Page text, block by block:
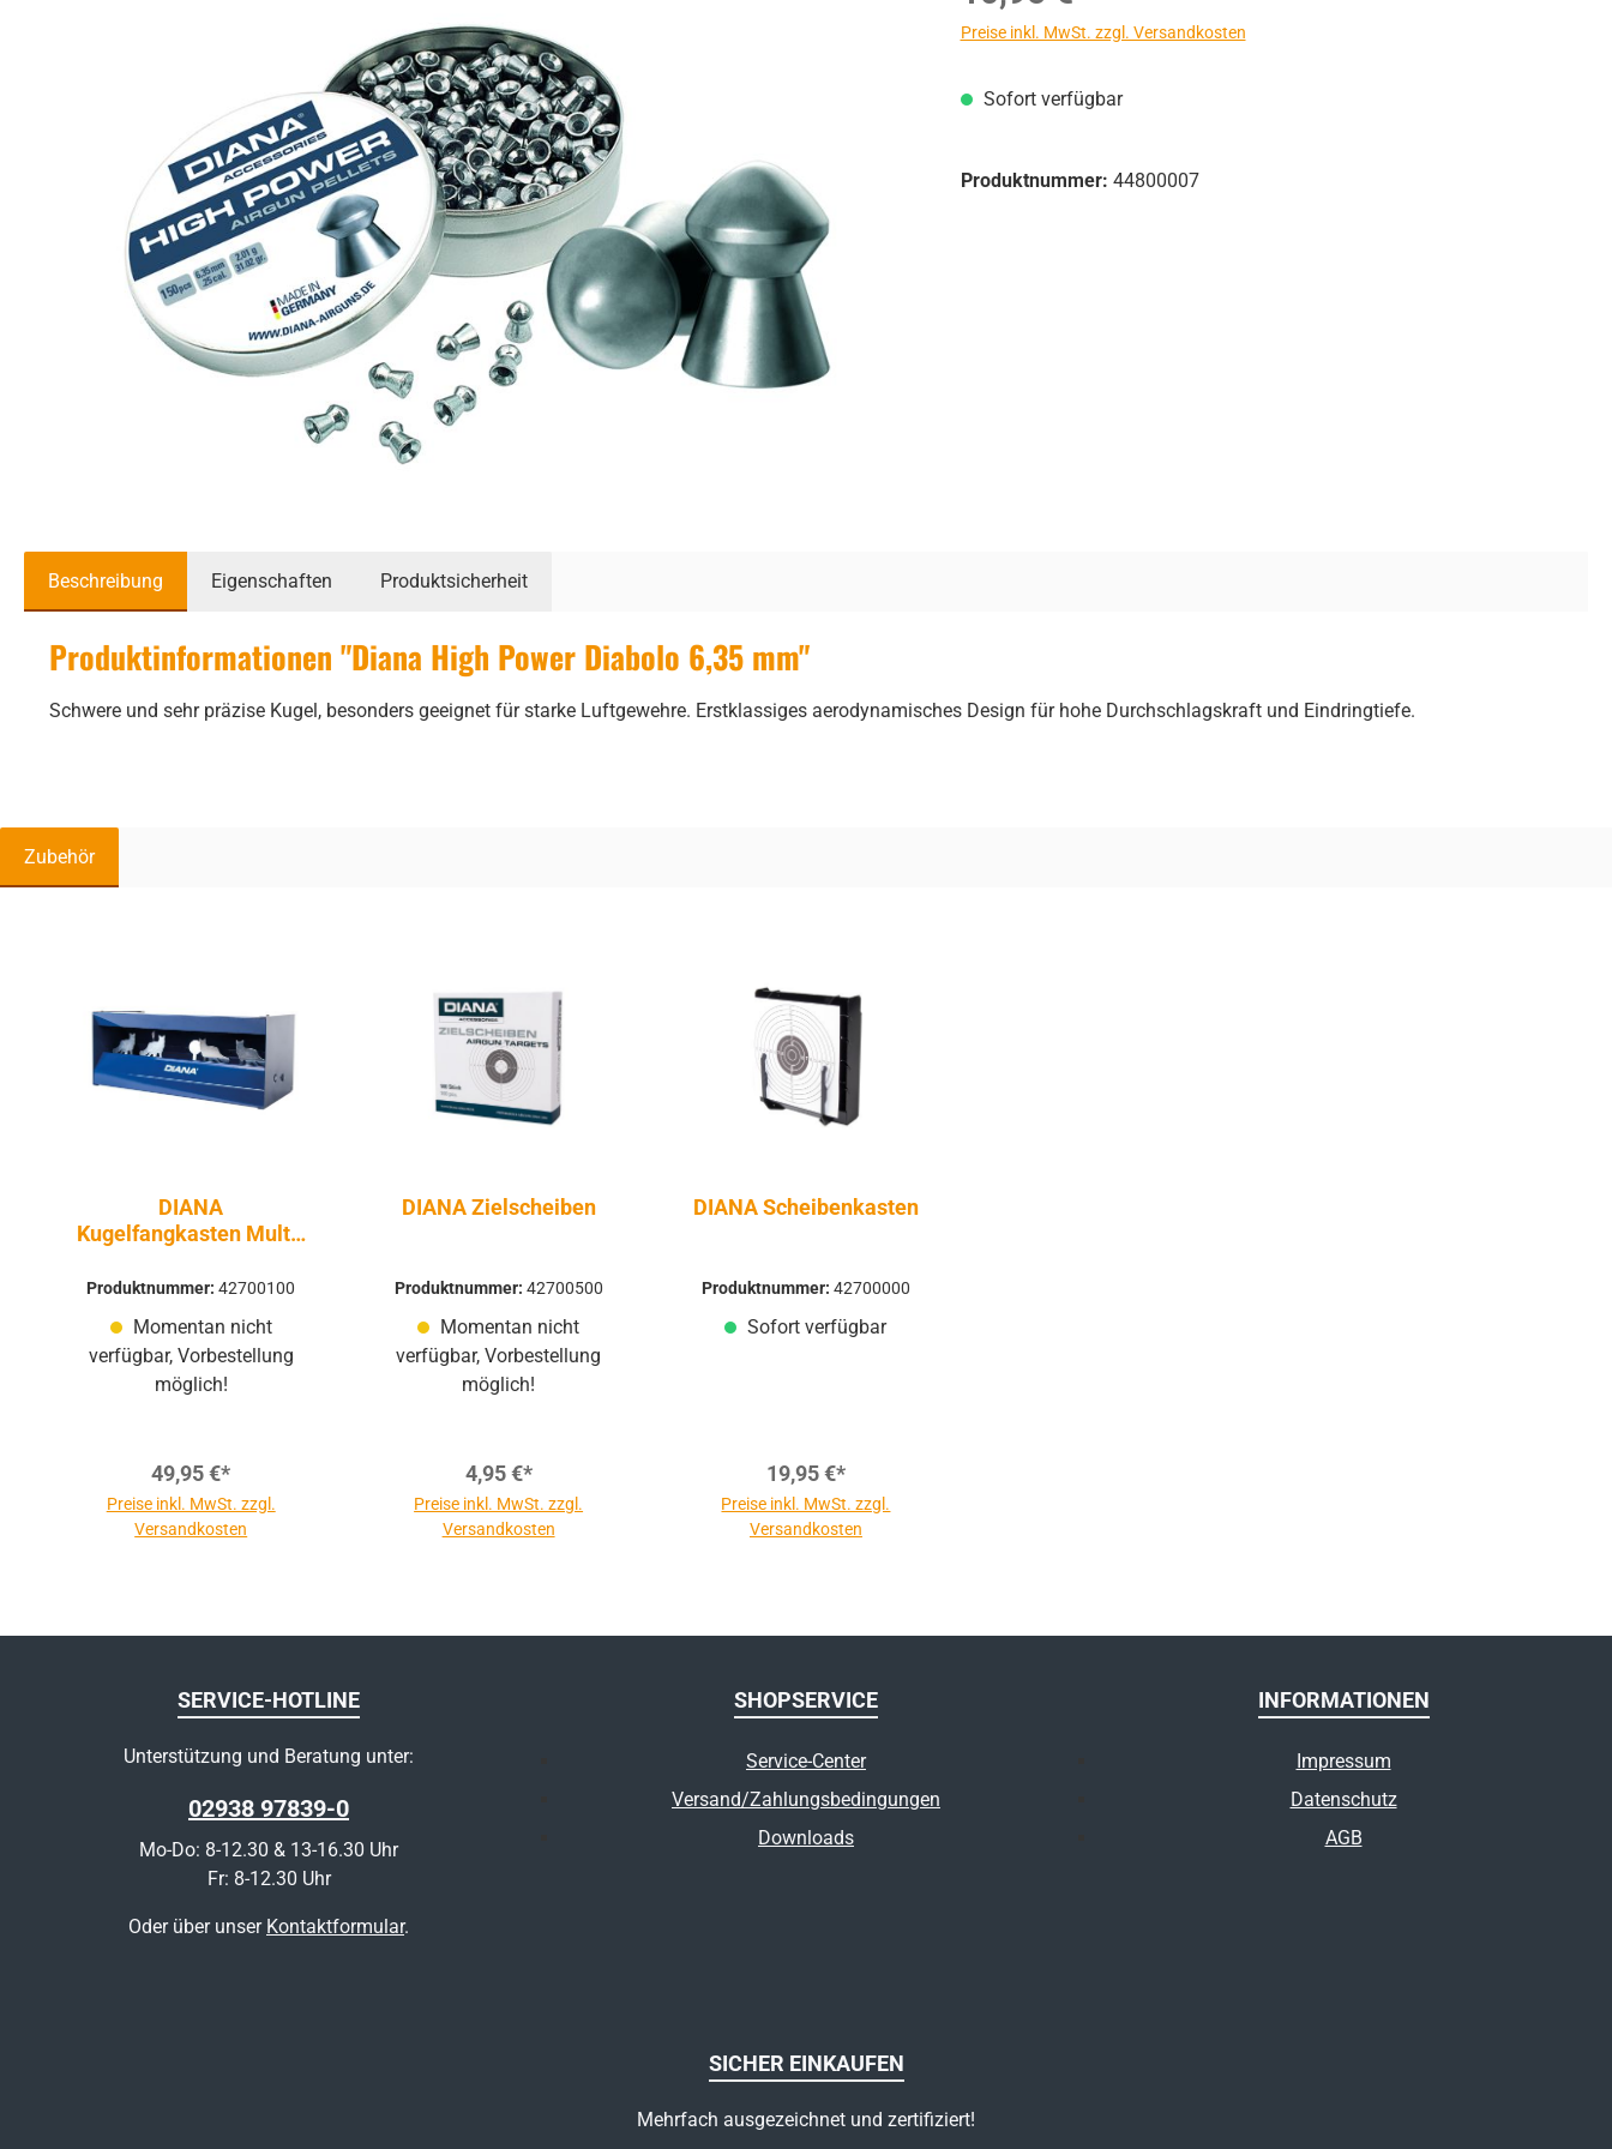
Preise inkl. MwSt. zzgl. Versandkosten
Sofort verfügbar
Produktnummer: 44800007
Beschreibung Eigenschaften Produktsicherheit
Produktinformationen "Diana High Power Diabolo 6,35 mm"
Schwere und sehr präzise Kugel, besonders geeignet für starke Luftgewehre. Erstklassiges aerodynamisches Design für hohe Durchschlagskraft und Eindringtiefe.
Zubehör
DIANA
Kugelfangkasten Multi-
Produktnummer:42700100
Momentan nicht
verfügbar, Vorbestellung
möglich!
49,95 €*
Preise inkl. MwSt. zzgl.
Versandkosten
DIANA Zielscheiben
Produktnummer: 42700500
Momentan nicht
verfügbar, Vorbestellung
möglich!
4,95 €*
Preise inkl. MwSt. zzgl.
Versandkosten
DIANA Scheibenkasten
Produktnummer: 42700000
Sofort verfügbar
19,95 €*
Preise inkl. MwSt. zzgl.
Versandkosten
SERVICE-HOTLINE
Unterstützung und Beratung unter:
02938 97839-0
Mo-Do: 8-12.30 & 13-16.30 Uhr
Fr: 8-12.30 Uhr
Oder über unser Kontaktformular.
SHOPSERVICE
Service-Center
Versand/Zahlungsbedingungen
Downloads
INFORMATIONEN
Impressum
Datenschutz
AGB
SICHER EINKAUFEN
Mehrfach ausgezeichnet und zertifiziert!